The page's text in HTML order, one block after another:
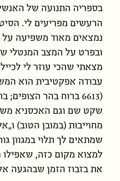
בספריה התנועה של
הרעשים מפריעים לי. ה
נמצאים מאוד משפיעה על
ובפרט על המצב המנטלי
מצאתי שהכי עוזר לי
עבודה אפקטיבית הוא
(6613 ברוח בהר הצופים; בואו לבקר
שקט שם וגם האכסניא
מחוייבות (במובן הטוב)
שמתאים לך תלוי במגוון
למצוא מקום כזה, שאפילו
את בזבוז הזמן שבהגעה